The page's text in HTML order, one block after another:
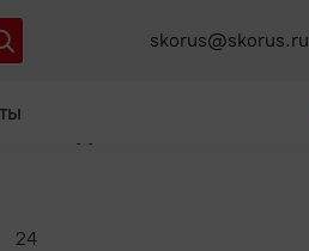
skorus@skorus.ru
90г /24
домашний 90г
24